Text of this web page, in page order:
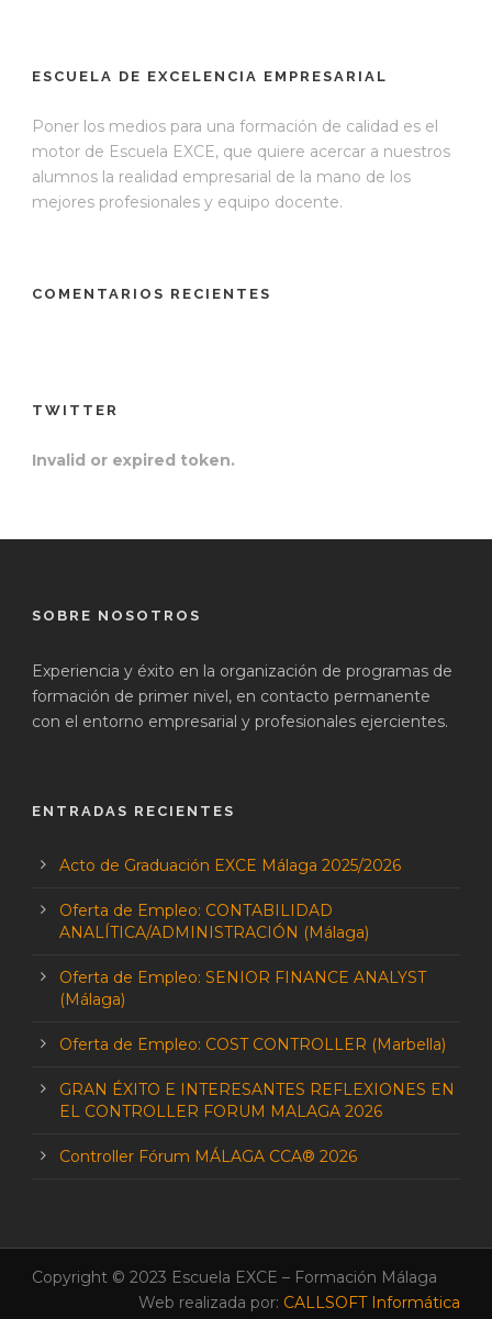
ESCUELA DE EXCELENCIA EMPRESARIAL
Poner los medios para una formación de calidad es el
motor de Escuela EXCE, que quiere acercar a nuestros
alumnos la realidad empresarial de la mano de los
mejores profesionales y equipo docente.
COMENTARIOS RECIENTES
TWITTER
Invalid or expired token.
SOBRE NOSOTROS
Experiencia y éxito en la organización de programas de
formación de primer nivel, en contacto permanente
con el entorno empresarial y profesionales ejercientes.
ENTRADAS RECIENTES
Acto de Graduación EXCE Málaga 2025/2026
Oferta de Empleo: CONTABILIDAD
ANALÍTICA/ADMINISTRACIÓN (Málaga)
Oferta de Empleo: SENIOR FINANCE ANALYST
(Málaga)
Oferta de Empleo: COST CONTROLLER (Marbella)
GRAN ÉXITO E INTERESANTES REFLEXIONES EN
EL CONTROLLER FORUM MALAGA 2026
Controller Fórum MÁLAGA CCA® 2026
Copyright © 2023 Escuela EXCE – Formación Málaga
Web realizada por: CALLSOFT Informática